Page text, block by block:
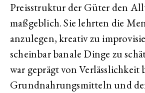
Preisstruktur der Güter den
maßgeblich. Sie lehrten die
anzulegen, kreativ zu
scheinbar banale Dinge zu
war geprägt von Verlässlichkeit
Grundnahrungsmitteln und